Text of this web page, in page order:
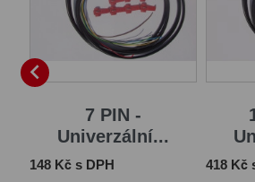

7 PIN -
Univerzální...
Cena
148 Kč s DPH Cena
418 Kč